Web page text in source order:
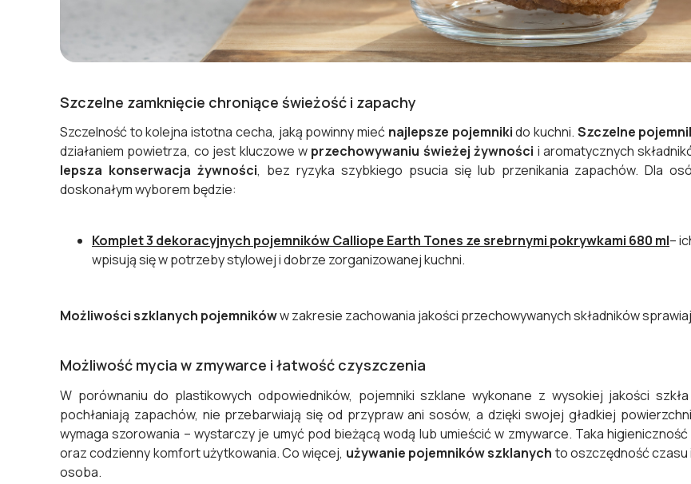
Szczelne zamknięcie chroniące świeżość i zapachy
Szczelność to kolejna istotna cecha, jaką powinny mieć najlepsze pojemnikido kuchni. Szczelne
działaniem powietrza, co jest kluczowe w przechowywaniu świeżej żywności i aromatycznych
lepsza konserwacja żywności, bez ryzyka szybkiego psucia się lub przenikania zapachów. Dla
doskonałym wyborem będzie:
Komplet 3 dekoracyjnych pojemników Calliope Earth Tones ze srebrnymi pokrywkami 680 ml–
wpisują się w potrzeby stylowej i dobrze zorganizowanej kuchni.
Możliwości szklanych pojemnikóww zakresie zachowania jakości przechowywanych składników
Możliwość mycia w zmywarce i łatwość czyszczenia
W porównaniu do plastikowych odpowiedników, pojemniki szklane wykonane z wysokiej jakości
pochłaniają zapachów, nie przebarwiają się od przypraw ani sosów, a dzięki swojej gładkiej
wymaga szorowania – wystarczy je umyć pod bieżącą wodą lub umieścić w zmywarce. Taka
oraz codzienny komfort użytkowania. Co więcej, używanie pojemników szklanych to oszczędność czasu
osoba.